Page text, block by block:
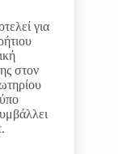
για
στον